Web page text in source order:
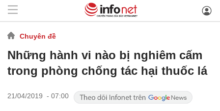
Chuyên đề
Những hành vi nào bị nghiêm cấm
trong phòng chống tác hại thuốc lá
21/04/2019 - 07:00